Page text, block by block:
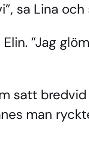
sa Lina
”Jag
satt
man